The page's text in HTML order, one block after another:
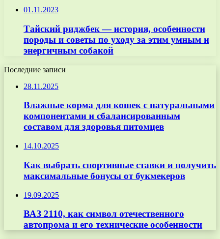
01.11.2023
Тайский риджбек — история, особенности
породы и советы по уходу за этим умным и
энергичным собакой
Последние записи
28.11.2025
Влажные корма для кошек с натуральными
компонентами и сбалансированным
составом для здоровья питомцев
14.10.2025
Как выбрать спортивные ставки и получить
максимальные бонусы от букмекеров
19.09.2025
ВАЗ 2110, как символ отечественного
автопрома и его технические особенности